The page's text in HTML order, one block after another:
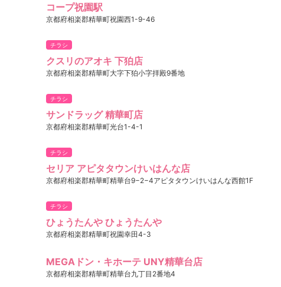
コープ祝園駅
京都府相楽郡精華町祝園西1-9-46
チラシ
クスリのアオキ 下狛店
京都府相楽郡精華町大字下狛小字拝殿9番地
チラシ
サンドラッグ 精華町店
京都府相楽郡精華町光台1-4-1
チラシ
セリア アピタタウンけいはんな店
京都府相楽郡精華町精華台9−2−4アピタタウンけいはんな西館1F
チラシ
ひょうたんや ひょうたんや
京都府相楽郡精華町祝園幸田4-3
MEGAドン・キホーテ UNY精華台店
京都府相楽郡精華町精華台九丁目2番地4